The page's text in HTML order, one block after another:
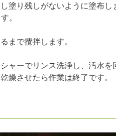
塗り残しがないように塗布し
。
まで攪拌します。
ーでリンス洗浄し、汚水を
燥させたら作業は終了です。